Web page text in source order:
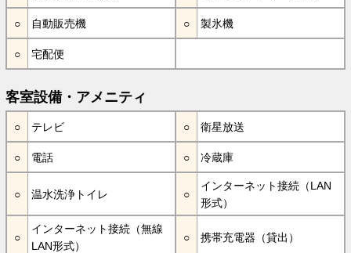
自動販売機 製氷機
宅配便
客室設備・アメニティ
テレビ 衛星放送
電話 冷蔵庫
温水洗浄トイレ
インターネット接続（LAN
形式）
インターネット接続（無線
LAN形式）
携帯充電器（貸出）